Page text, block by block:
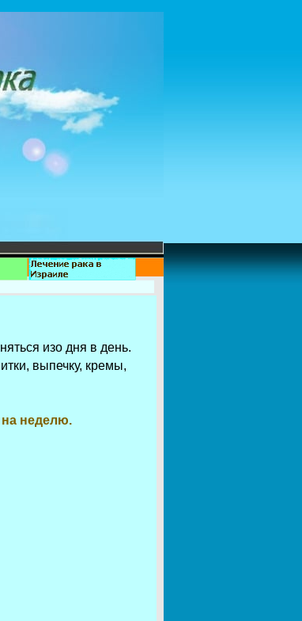
изо дня в день.
выпечку, кремы,
неделю.